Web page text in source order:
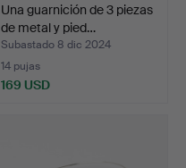
Una guarnición de 3 piezas
de metal y pied…
Subastado 8 dic 2024
14 pujas
169 USD